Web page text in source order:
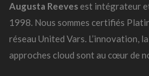
Augusta Reeves est intégrateur
1998. Nous sommes certifiés
réseau United Vars. L’innovation,
approches cloud sont au cœur de